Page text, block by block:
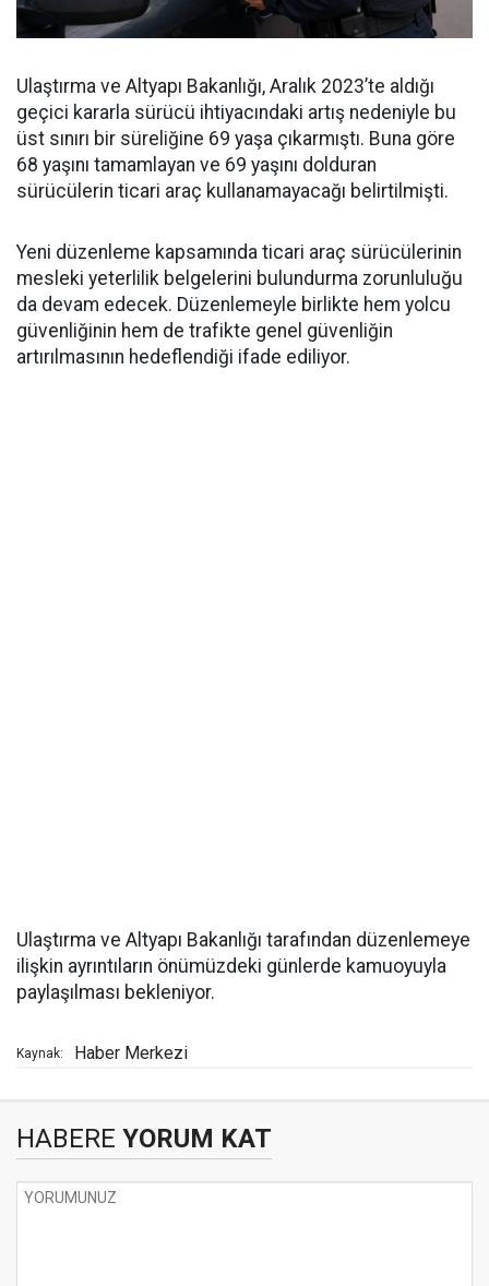
Ulaştırma ve Altyapı Bakanlığı, Aralık 2023’te aldığı
geçici kararla sürücü ihtiyacındaki artış nedeniyle bu
üst sınırı bir süreliğine 69 yaşa çıkarmıştı. Buna göre
68 yaşını tamamlayan ve 69 yaşını dolduran
sürücülerin ticari araç kullanamayacağı belirtilmişti.
Yeni düzenleme kapsamında ticari araç sürücülerinin
mesleki yeterlilik belgelerini bulundurma zorunluluğu
da devam edecek. Düzenlemeyle birlikte hem yolcu
güvenliğinin hem de trafikte genel güvenliğin
artırılmasının hedeflendiği ifade ediliyor.
Ulaştırma ve Altyapı Bakanlığı tarafından düzenlemeye
ilişkin ayrıntıların önümüzdeki günlerde kamuoyuyla
paylaşılması bekleniyor.
Kaynak: Haber Merkezi
HABERE YORUM KAT